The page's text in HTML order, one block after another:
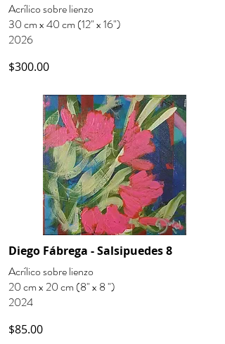
Acrílico sobre lienzo
30 cm x 40 cm (12" x 16")
2026
$300.00
Diego Fábrega - Salsipuedes 8
Acrílico sobre lienzo
20 cm x 20 cm (8" x 8 ")
2024
$85.00